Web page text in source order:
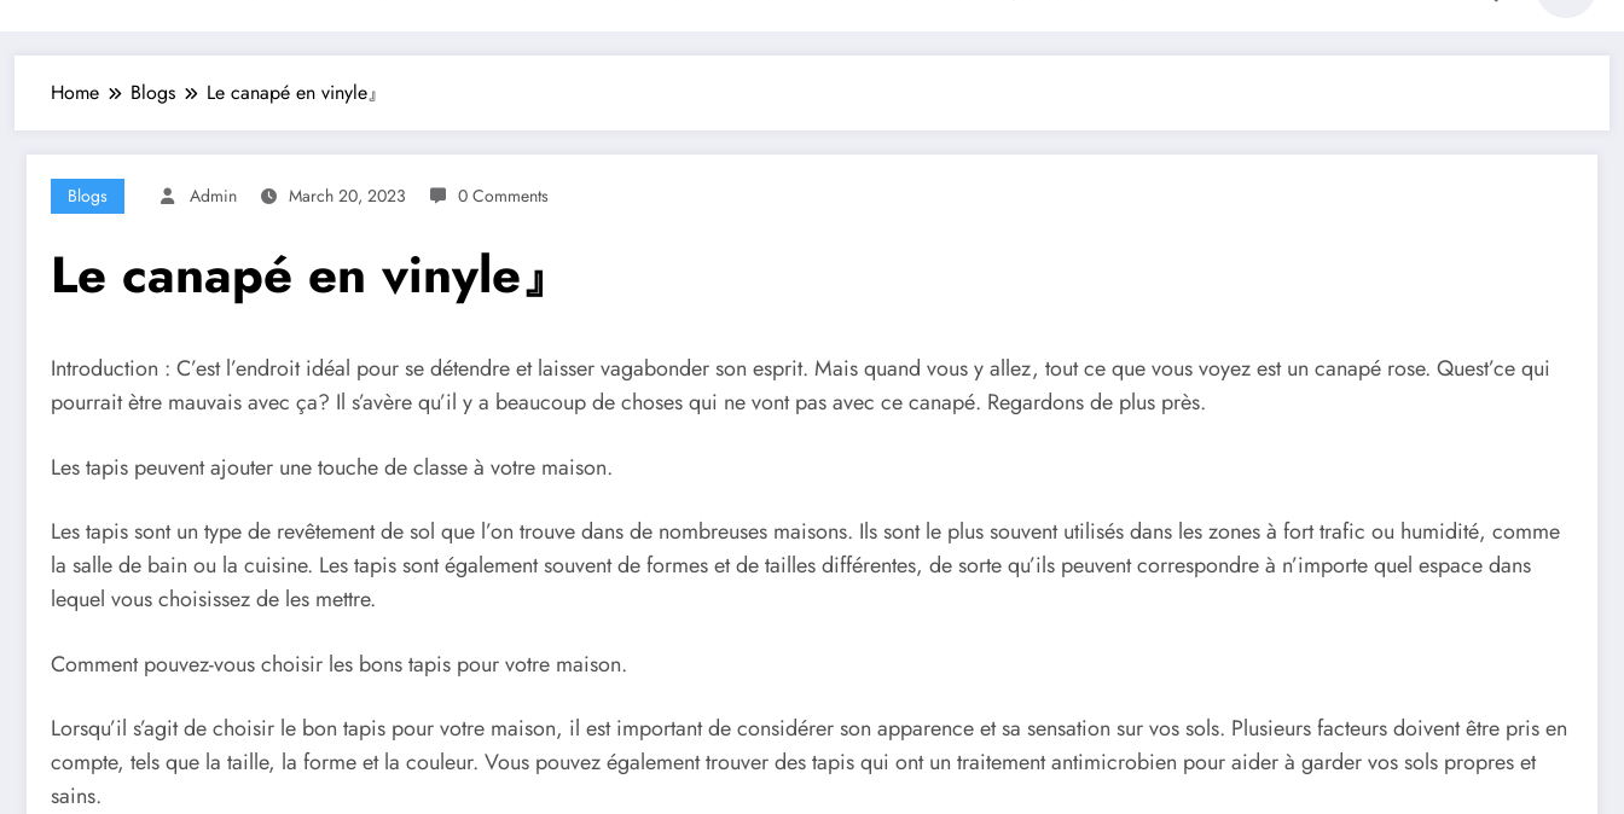
Home Blogs Le canapé en vinyle』
Blogs Admin March 20, 2023 0 Comments
Le canapé en vinyle』
Introduction : C’est l’endroit idéal pour se détendre et laisser vagabonder son esprit. Mais quand vous y allez, tout ce que vous voyez est un canapé rose. Quest’ce qui
pourrait ètre mauvais avec ça? Il s’avère qu’il y a beaucoup de choses qui ne vont pas avec ce canapé. Regardons de plus près.
Les tapis peuvent ajouter une touche de classe à votre maison.
Les tapis sont un type de revêtement de sol que l’on trouve dans de nombreuses maisons. Ils sont le plus souvent utilisés dans les zones à fort trafic ou humidité, comme
la salle de bain ou la cuisine. Les tapis sont également souvent de formes et de tailles différentes, de sorte qu’ils peuvent correspondre à n’importe quel espace dans
lequel vous choisissez de les mettre.
Comment pouvez-vous choisir les bons tapis pour votre maison.
Lorsqu’il s’agit de choisir le bon tapis pour votre maison, il est important de considérer son apparence et sa sensation sur vos sols. Plusieurs facteurs doivent être pris en
compte, tels que la taille, la forme et la couleur. Vous pouvez également trouver des tapis qui ont un traitement antimicrobien pour aider à garder vos sols propres et
sains.